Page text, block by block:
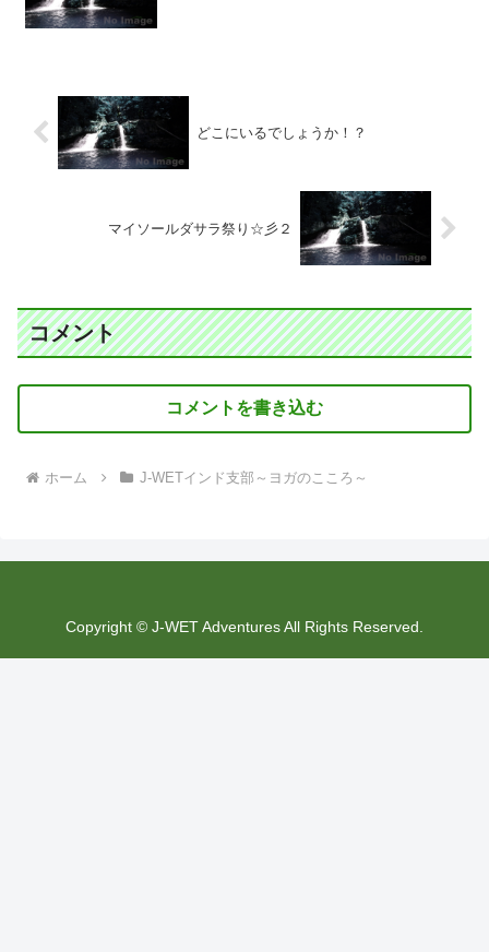
どこにいるでしょうか！？
マイソールダサラ祭り☆彡２
コメント
コメントを書き込む
ホーム J-WETインド支部～ヨガのこころ～
Copyright © J-WET Adventures All Rights Reserved.